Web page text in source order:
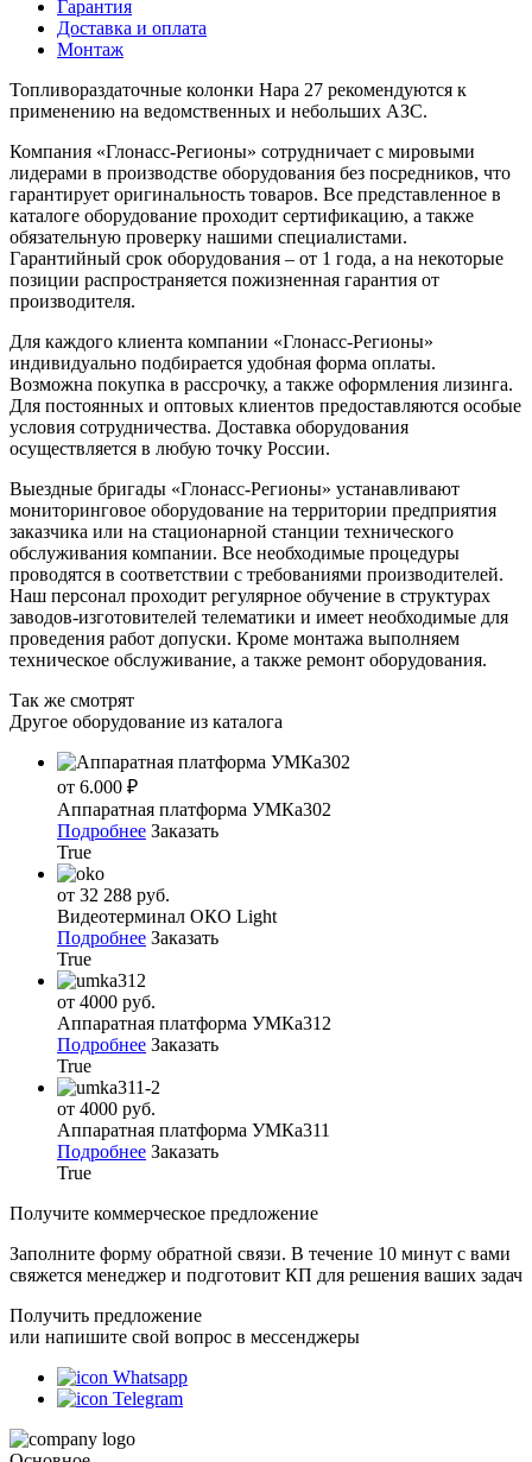
Гарантия
Доставка и оплата
Монтаж
Топливораздаточные колонки Нара 27 рекомендуются к
применению на ведомственных и небольших АЗС.
Компания «Глонасс-Регионы» сотрудничает с мировыми
лидерами в производстве оборудования без посредников, что
гарантирует оригинальность товаров. Все представленное в
каталоге оборудование проходит сертификацию, а также
обязательную проверку нашими специалистами.
Гарантийный срок оборудования – от 1 года, а на некоторые
позиции распространяется пожизненная гарантия от
производителя.
Для каждого клиента компании «Глонасс-Регионы»
индивидуально подбирается удобная форма оплаты.
Возможна покупка в рассрочку, а также оформления лизинга.
Для постоянных и оптовых клиентов предоставляются особые
условия сотрудничества. Доставка оборудования
осуществляется в любую точку России.
Выездные бригады «Глонасс-Регионы» устанавливают
мониторинговое оборудование на территории предприятия
заказчика или на стационарной станции технического
обслуживания компании. Все необходимые процедуры
проводятся в соответствии с требованиями производителей.
Наш персонал проходит регулярное обучение в структурах
заводов-изготовителей телематики и имеет необходимые для
проведения работ допуски. Кроме монтажа выполняем
техническое обслуживание, а также ремонт оборудования.
Так же смотрят
Другое оборудование из каталога
от 6.000 ₽
Аппаратная платформа УМКа302
Подробнее Заказать
True
от 32 288 руб.
Видеотерминал ОКО Light
Подробнее Заказать
True
от 4000 руб.
Аппаратная платформа УМКа312
Подробнее Заказать
True
от 4000 руб.
Аппаратная платформа УМКа311
Подробнее Заказать
True
Получите коммерческое предложение
Заполните форму обратной связи. В течение 10 минут с вами
свяжется менеджер и подготовит КП для решения ваших задач
Получить предложение
или напишите свой вопрос в мессенджеры
Whatsapp
Telegram